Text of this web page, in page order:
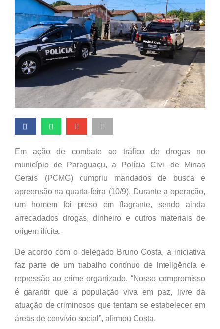
Em ação de combate ao tráfico de drogas no
município de Paraguaçu, a Polícia Civil de Minas
Gerais (PCMG) cumpriu mandados de busca e
apreensão na quarta-feira (10/9). Durante a operação,
um homem foi preso em flagrante, sendo ainda
arrecadados drogas, dinheiro e outros materiais de
origem ilícita.
De acordo com o delegado Bruno Costa, a iniciativa
faz parte de um trabalho contínuo de inteligência e
repressão ao crime organizado. “Nosso compromisso
é garantir que a população viva em paz, livre da
atuação de criminosos que tentam se estabelecer em
áreas de convívio social”, afirmou Costa.